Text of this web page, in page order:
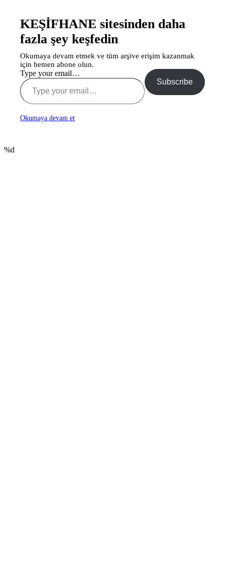
KEŞİFHANE sitesinden daha
fazla şey keşfedin
Okumaya devam etmek ve tüm arşive erişim kazanmak
için hemen abone olun.
Type your email…
Subscribe
Okumaya devam et
%d